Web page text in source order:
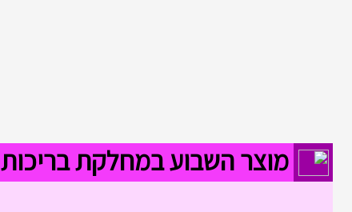
מוצר השבוע במחלקת בריכות